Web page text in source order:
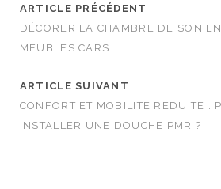
ARTICLE PRÉCÉDENT
DÉCORER LA CHAMBRE DE SON
MEUBLES CARS
ARTICLE SUIVANT
CONFORT ET MOBILITÉ RÉDUITE :
INSTALLER UNE DOUCHE PMR ?